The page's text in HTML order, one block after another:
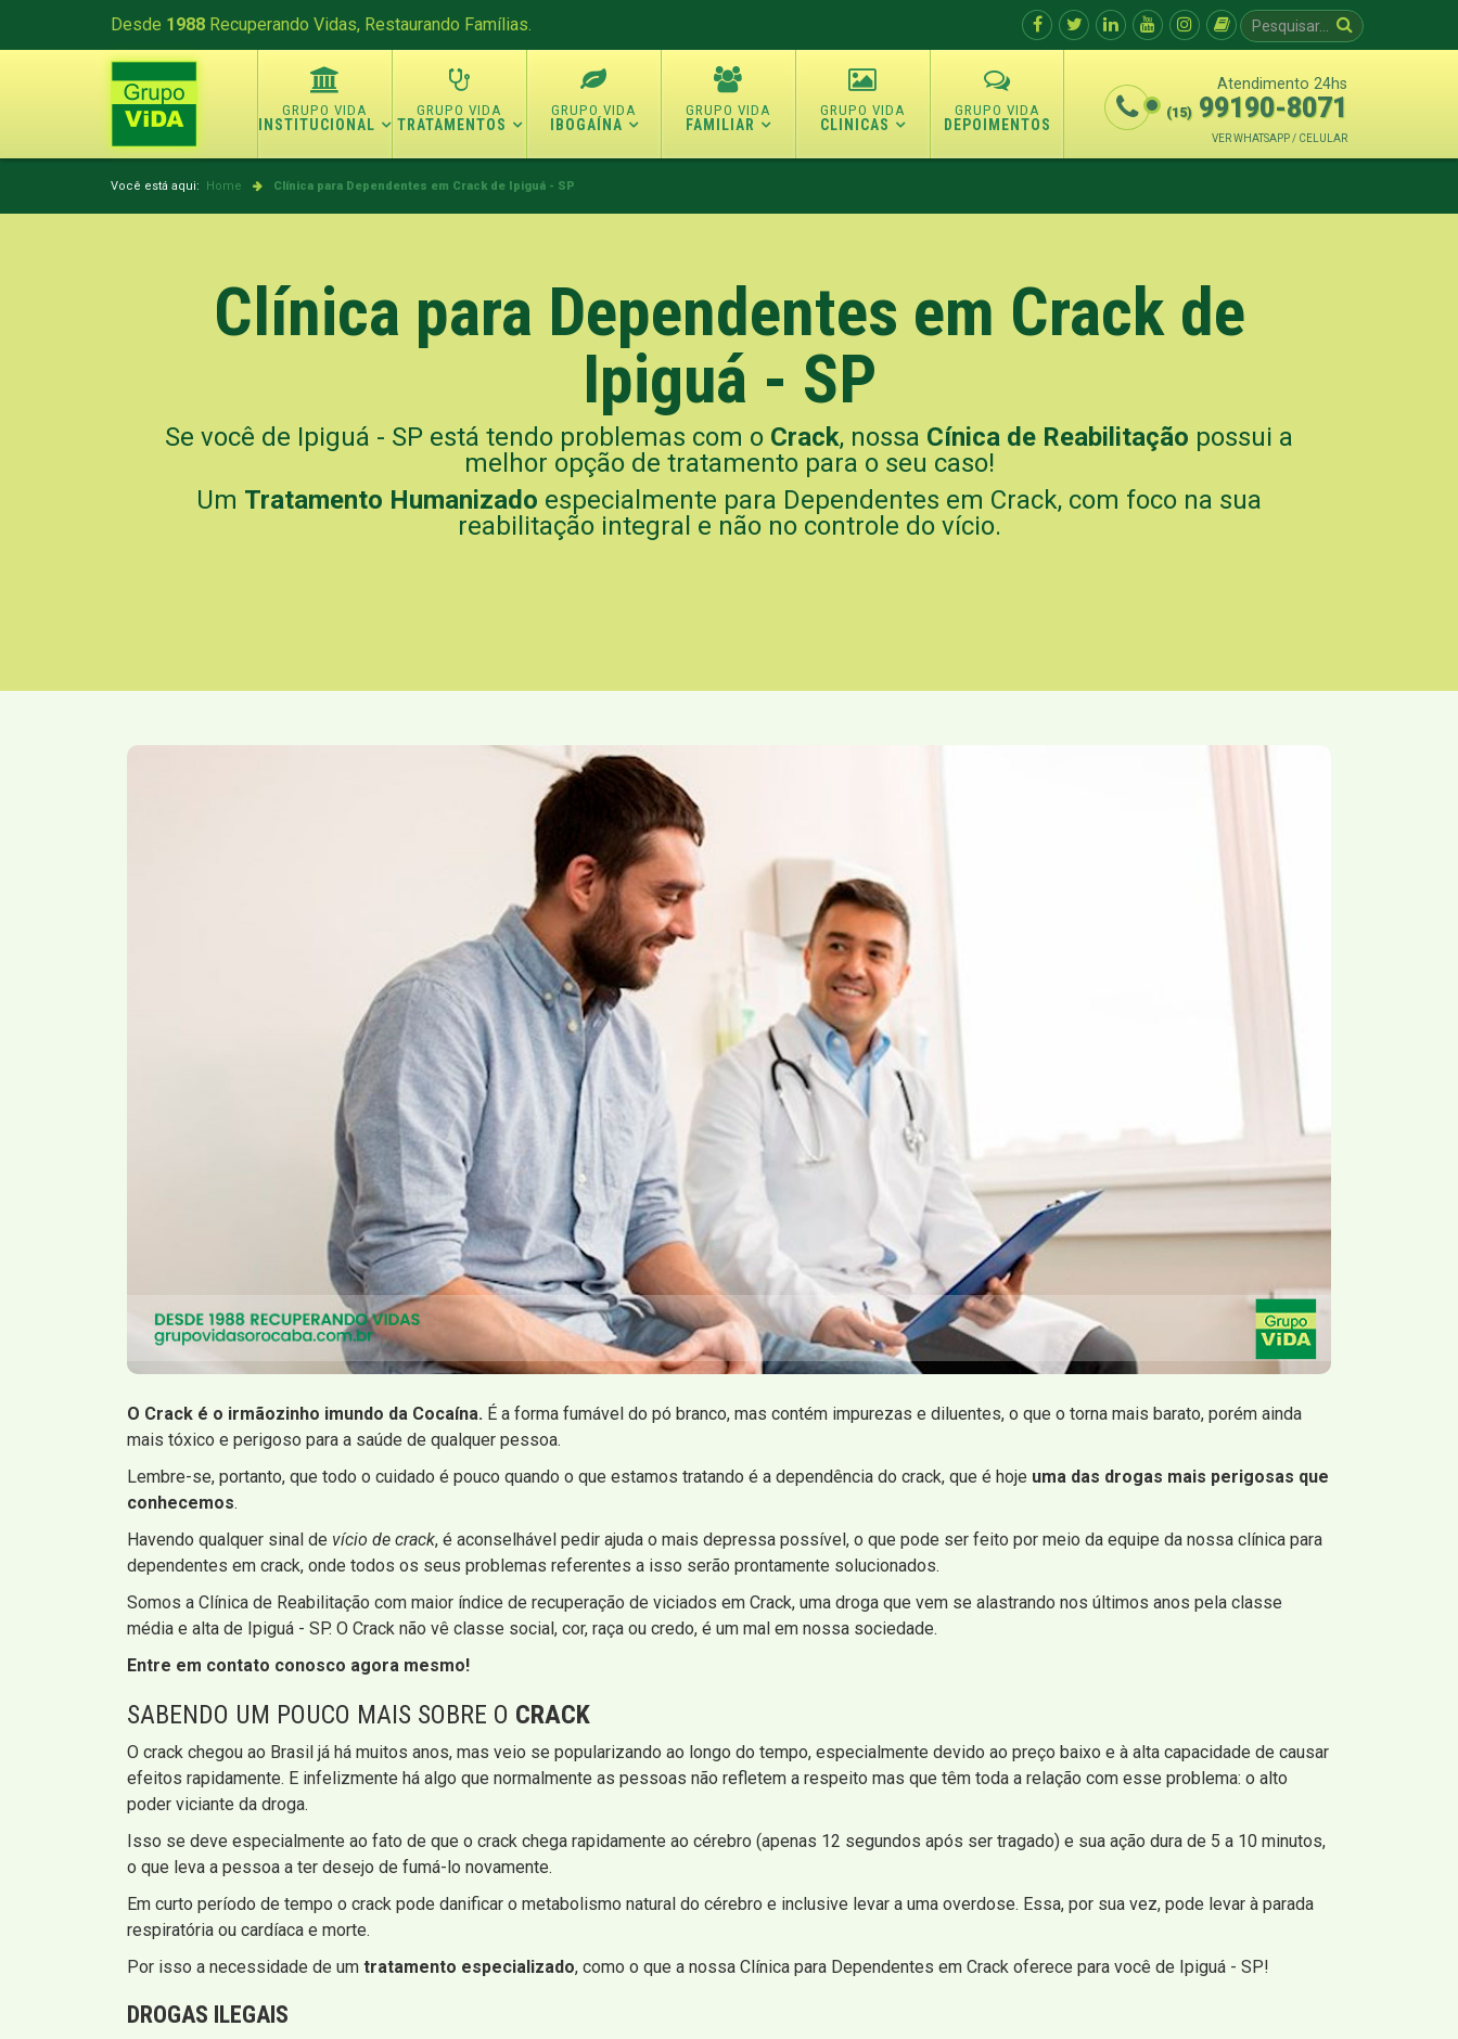
Desde 1988 Recuperando Vidas, Restaurando Famílias.
INSTITUCIONAL TRATAMENTOS IBOGAÍNA FAMILIAR CLINICAS DEPOIMENTOS
Atendimento 24hs
(15) 99190-8071
VER WHATSAPP / CELULAR
Você está aqui: Home Clínica para Dependentes em Crack de Ipiguá - SP
Clínica para Dependentes em Crack de
Ipiguá - SP
Se você de Ipiguá - SP está tendo problemas com o Crack, nossa Cínica de Reabilitação possui a
melhor opção de tratamento para o seu caso!
Um Tratamento Humanizado especialmente para Dependentes em Crack, com foco na sua
reabilitação integral e não no controle do vício.
O Crack é o irmãozinho imundo da Cocaína. É a forma fumável do pó branco, mas contém impurezas e diluentes, o que o torna mais barato, porém ainda
mais tóxico e perigoso para a saúde de qualquer pessoa.
Lembre-se, portanto, que todo o cuidado é pouco quando o que estamos tratando é a dependência do crack, que é hoje uma das drogas mais perigosas que
conhecemos.
Havendo qualquer sinal de vício de crack, é aconselhável pedir ajuda o mais depressa possível, o que pode ser feito por meio da equipe da nossa clínica para
dependentes em crack, onde todos os seus problemas referentes a isso serão prontamente solucionados.
Somos a Clínica de Reabilitação com maior índice de recuperação de viciados em Crack, uma droga que vem se alastrando nos últimos anos pela classe
média e alta de Ipiguá - SP. O Crack não vê classe social, cor, raça ou credo, é um mal em nossa sociedade.
Entre em contato conosco agora mesmo!
SABENDO UM POUCO MAIS SOBRE O CRACK
O crack chegou ao Brasil já há muitos anos, mas veio se popularizando ao longo do tempo, especialmente devido ao preço baixo e à alta capacidade de causar
efeitos rapidamente. E infelizmente há algo que normalmente as pessoas não refletem a respeito mas que têm toda a relação com esse problema: o alto
poder viciante da droga.
Isso se deve especialmente ao fato de que o crack chega rapidamente ao cérebro (apenas 12 segundos após ser tragado) e sua ação dura de 5 a 10 minutos,
o que leva a pessoa a ter desejo de fumá-lo novamente.
Em curto período de tempo o crack pode danificar o metabolismo natural do cérebro e inclusive levar a uma overdose. Essa, por sua vez, pode levar à parada
respiratória ou cardíaca e morte.
Por isso a necessidade de um tratamento especializado, como o que a nossa Clínica para Dependentes em Crack oferece para você de Ipiguá - SP!
DROGAS ILEGAIS